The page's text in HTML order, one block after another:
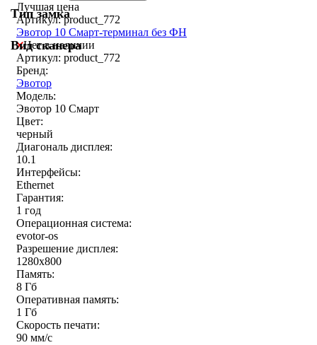
Тип замка
Вид сканера
Лучшая цена
Артикул: product_772
Эвотор 10 Смарт-терминал без ФН
Нет в наличии
Артикул: product_772
Бренд:
Эвотор
Модель:
Эвотор 10 Смарт
Цвет:
черный
Диагональ дисплея:
10.1
Интерфейсы:
Ethernet
Гарантия:
1 год
Операционная система:
evotor-os
Разрешение дисплея:
1280x800
Память:
8 Гб
Оперативная память:
1 Гб
Скорость печати:
90 мм/с